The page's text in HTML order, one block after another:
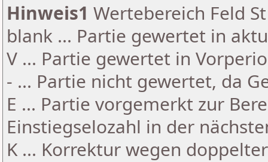
Hinweis1 Wertebereich Feld
blank ... Partie gewertet in
V ... Partie gewertet in
- ... Partie nicht gewertet, da
E ... Partie vorgemerkt zur
Einstiegselozahl in der
K ... Korrektur wegen